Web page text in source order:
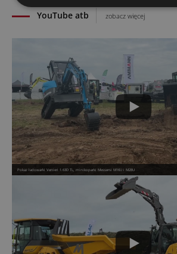
YouTube atb zobacz więcej
Pokaz ładowarki Venieri 1.63D TL, minikoparki Messersi M16U i M28U